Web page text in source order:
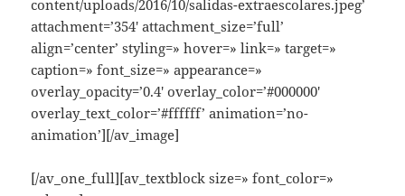
content/uploads/2016/10/salidas-extraescolares.jpeg’
attachment=’354′ attachment_size=’full’
align=’center’ styling=» hover=» link=» target=»
caption=» font_size=» appearance=»
overlay_opacity=’0.4′ overlay_color=’#000000′
overlay_text_color=’#ffffff’ animation=’no-
animation’][/av_image]
[/av_one_full][av_textblock size=» font_color=»